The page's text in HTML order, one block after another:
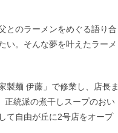
とのラーメンをめぐる語り合
い。そんな夢を叶えたラーメ
製麺 伊藤」で修業し、店長ま
正統派の煮干しスープのおい
て自由が丘に2号店をオープ